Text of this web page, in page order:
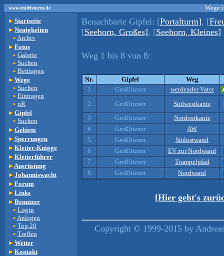
www.teufelsturm.de
Wege
Startseite
Neuigkeiten
Archiv
Fotos
Galerie
Suchen
Beitragen
Wege
Suchen
Eintragen
nR
Gipfel
Suchen
Gebiete
Sperrungen
Kletter-Knigge
Kletterführer
Ausrüstung
Johanniswacht
Forum
Links
Benutzer
Login
Anlegen
Top 20
Treffen
Wetter
Kontakt
Benachbarte Gipfel: [Portalturm], [
[Seehorn, Großes], [Seehorn, Kleines]
Weg 1 bis 8 von 8:
Nr. Gipfel
Weg
1
Großlitzner
werdender Vater
2
Großlitzner
Südwestkante
3
Großlitzner
Nordostkante
4
Großlitzner
AW
5
Großlitzner
Südostwand
6
Großlitzner
EV zur Nordwand
7
Großlitzner
Trampelpfad
8
Großlitzner Nordwand
[Hier geht's
Copyright © 1999-2015 by